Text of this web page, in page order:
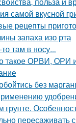
самой вкусной
рецепты
запаха изо рта
там в носу...
такое ОРВИ, ОРИ
без
пересаживать